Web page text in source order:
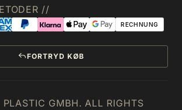
//
RECHNUNG
FORTRYD KØB
GMBH. ALL RIGHTS